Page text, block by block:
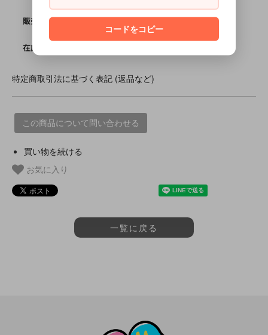
販売価格 SOLD OUT
在庫数 0
特定商取引法に基づく表記 (返品など)
この商品について問い合わせる
買い物を続ける
お気に入り
一覧に戻る
コードをコピー